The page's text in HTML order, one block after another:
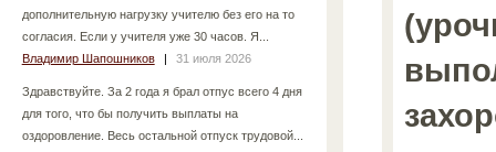
дополнительную нагрузку учителю без его на то
согласия. Если у учителя уже 30 часов. Я...
Владимир Шапошников
| 31 июля 2026
Здравствуйте. За 2 года я брал отпус всего 4 дня
для того, что бы получить выплаты на
оздоровление. Весь остальной отпуск трудовой...